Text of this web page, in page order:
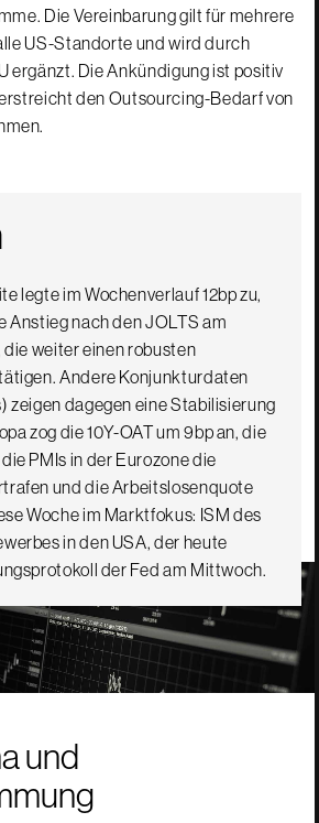
Die Vereinbarung gilt für mehrere
US-Standorte und wird durch
ergänzt. Die Ankündigung ist positiv
den Outsourcing-Bedarf von
legte im Wochenverlauf 12bp zu,
Anstieg nach den JOLTS am
weiter einen robusten
Andere Konjunkturdaten
zeigen dagegen eine Stabilisierung
zog die 10Y-OAT um 9bp an, die
PMIs in der Eurozone die
und die Arbeitslosenquote
Woche im Marktfokus: ISM des
in den USA, der heute
der Fed am Mittwoch.
und